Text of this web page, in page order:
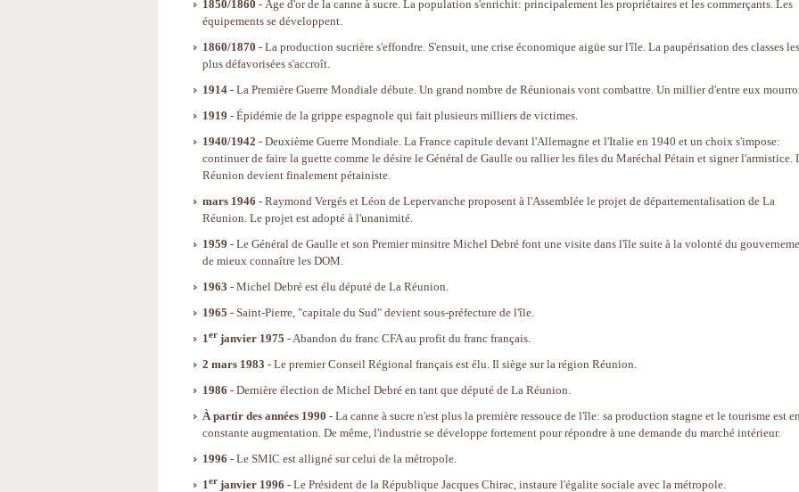
1850/1860 - Âge d'or de la canne à sucre. La population s'enrichit: principalement les propriétaires et les commerçants. Les
équipements se développent.
1860/1870 - La production sucrière s'effondre. S'ensuit, une crise économique aigüe sur l'île. La paupérisation des classes les
plus défavorisées s'accroît.
1914 - La Première Guerre Mondiale débute. Un grand nombre de Réunionais vont combattre. Un millier d'entre eux
1919 - Épidémie de la grippe espagnole qui fait plusieurs milliers de victimes.
1940/1942 - Deuxième Guerre Mondiale. La France capitule devant l'Allemagne et l'Italie en 1940 et un choix s'impose:
continuer de faire la guette comme le désire le Général de Gaulle ou rallier les files du Maréchal Pétain et signer l'armistice.
Réunion devient finalement pétainiste.
mars 1946 - Raymond Vergés et Léon de Lepervanche proposent à l'Assemblée le projet de départementalisation de La
Réunion. Le projet est adopté à l'unanimité.
1959 - Le Général de Gaulle et son Premier minsitre Michel Debré font une visite dans l'île suite à la volonté du
de mieux connaître les DOM.
1963 - Michel Debré est élu député de La Réunion.
1965 - Saint-Pierre, "capitale du Sud" devient sous-préfecture de l'île.
1er janvier 1975 - Abandon du franc CFA au profit du franc français.
2 mars 1983 - Le premier Conseil Régional français est élu. Il siège sur la région Réunion.
1986 - Dernière élection de Michel Debré en tant que député de La Réunion.
À partir des années 1990 - La canne à sucre n'est plus la première ressouce de l'île: sa production stagne et le tourisme est en
constante augmentation. De même, l'industrie se développe fortement pour répondre à une demande du marché intérieur.
1996 - Le SMIC est alligné sur celui de la métropole.
1er janvier 1996 - Le Président de la République Jacques Chirac, instaure l'égalite sociale avec la métropole.